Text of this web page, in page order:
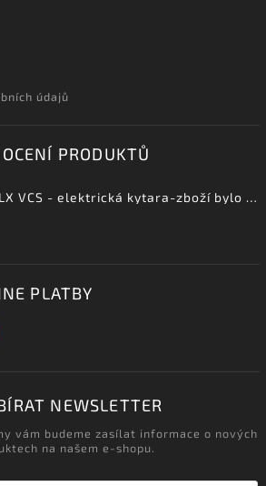
údajů
PRODUKTŮ
Aria PE DLX VCS - elektrická kytara-zboží bylo vystaveno na prodejně
PLATBY
NEWSLETTER
vám budeme zasílat informace o nových
na našem e-shopu.